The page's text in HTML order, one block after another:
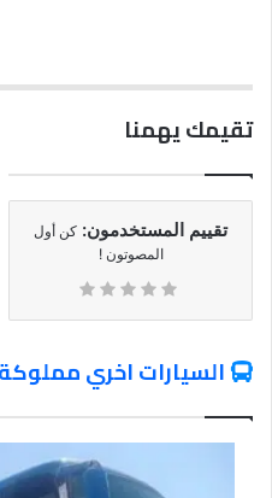
تقيمك يهمنا
تقييم المستخدمون: كن أول
المصوتون !
السيارات اخري مملوكة